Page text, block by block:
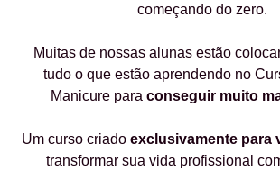
começando do zero.
Muitas de nossas alunas estão
tudo o que estão aprendendo no
Manicure para conseguir muito
Um curso criado exclusivamente para
transformar sua vida profissional